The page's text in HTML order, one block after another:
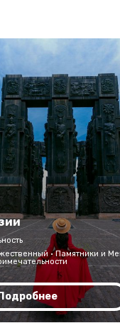
· Памятники и
Подробнее